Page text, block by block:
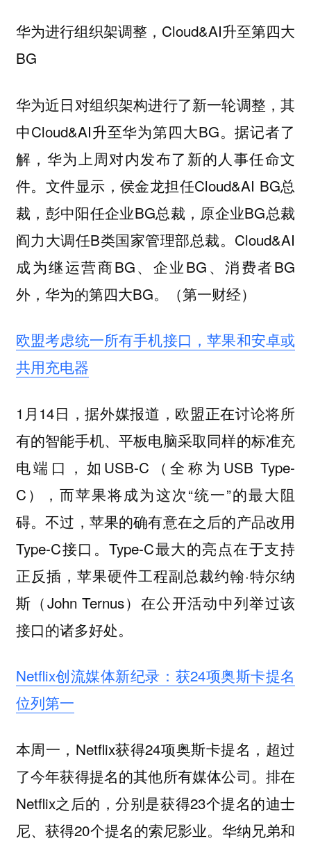
华为进行组织架调整，Cloud&AI升至第四大
BG
华为近日对组织架构进行了新一轮调整，其
中Cloud&AI升至华为第四大BG。据记者了
解，华为上周对内发布了新的人事任命文
件。文件显示，侯金龙担任Cloud&AI BG总
裁，彭中阳任企业BG总裁，原企业BG总裁
阎力大调任B类国家管理部总裁。Cloud&AI
成为继运营商BG、企业BG、消费者BG
外，华为的第四大BG。（第一财经）
欧盟考虑统一所有手机接口，苹果和安卓或
共用充电器
1月14日，据外媒报道，欧盟正在讨论将所
有的智能手机、平板电脑采取同样的标准充
电端口，如USB-C（全称为USB Type-
C），而苹果将成为这次“统一”的最大阻
碍。不过，苹果的确有意在之后的产品改用
Type-C接口。Type-C最大的亮点在于支持
正反插，苹果硬件工程副总裁约翰·特尔纳
斯（John Ternus）在公开活动中列举过该
接口的诸多好处。
Netflix创流媒体新纪录：获24项奥斯卡提名
位列第一
本周一，Netflix获得24项奥斯卡提名，超过
了今年获得提名的其他所有媒体公司。排在
Netflix之后的，分别是获得23个提名的迪士
尼、获得20个提名的索尼影业。华纳兄弟和